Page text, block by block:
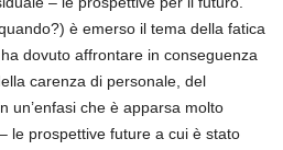
è emerso il tema della fatica
dovuto affrontare in conseguenza
carenza di personale, del
un’enfasi che è apparsa molto
le prospettive future a cui è stato